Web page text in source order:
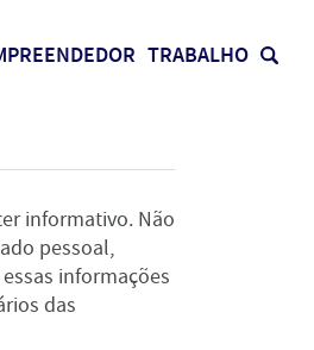
TRABALHO
informativo. Não
pessoal,
informações
das